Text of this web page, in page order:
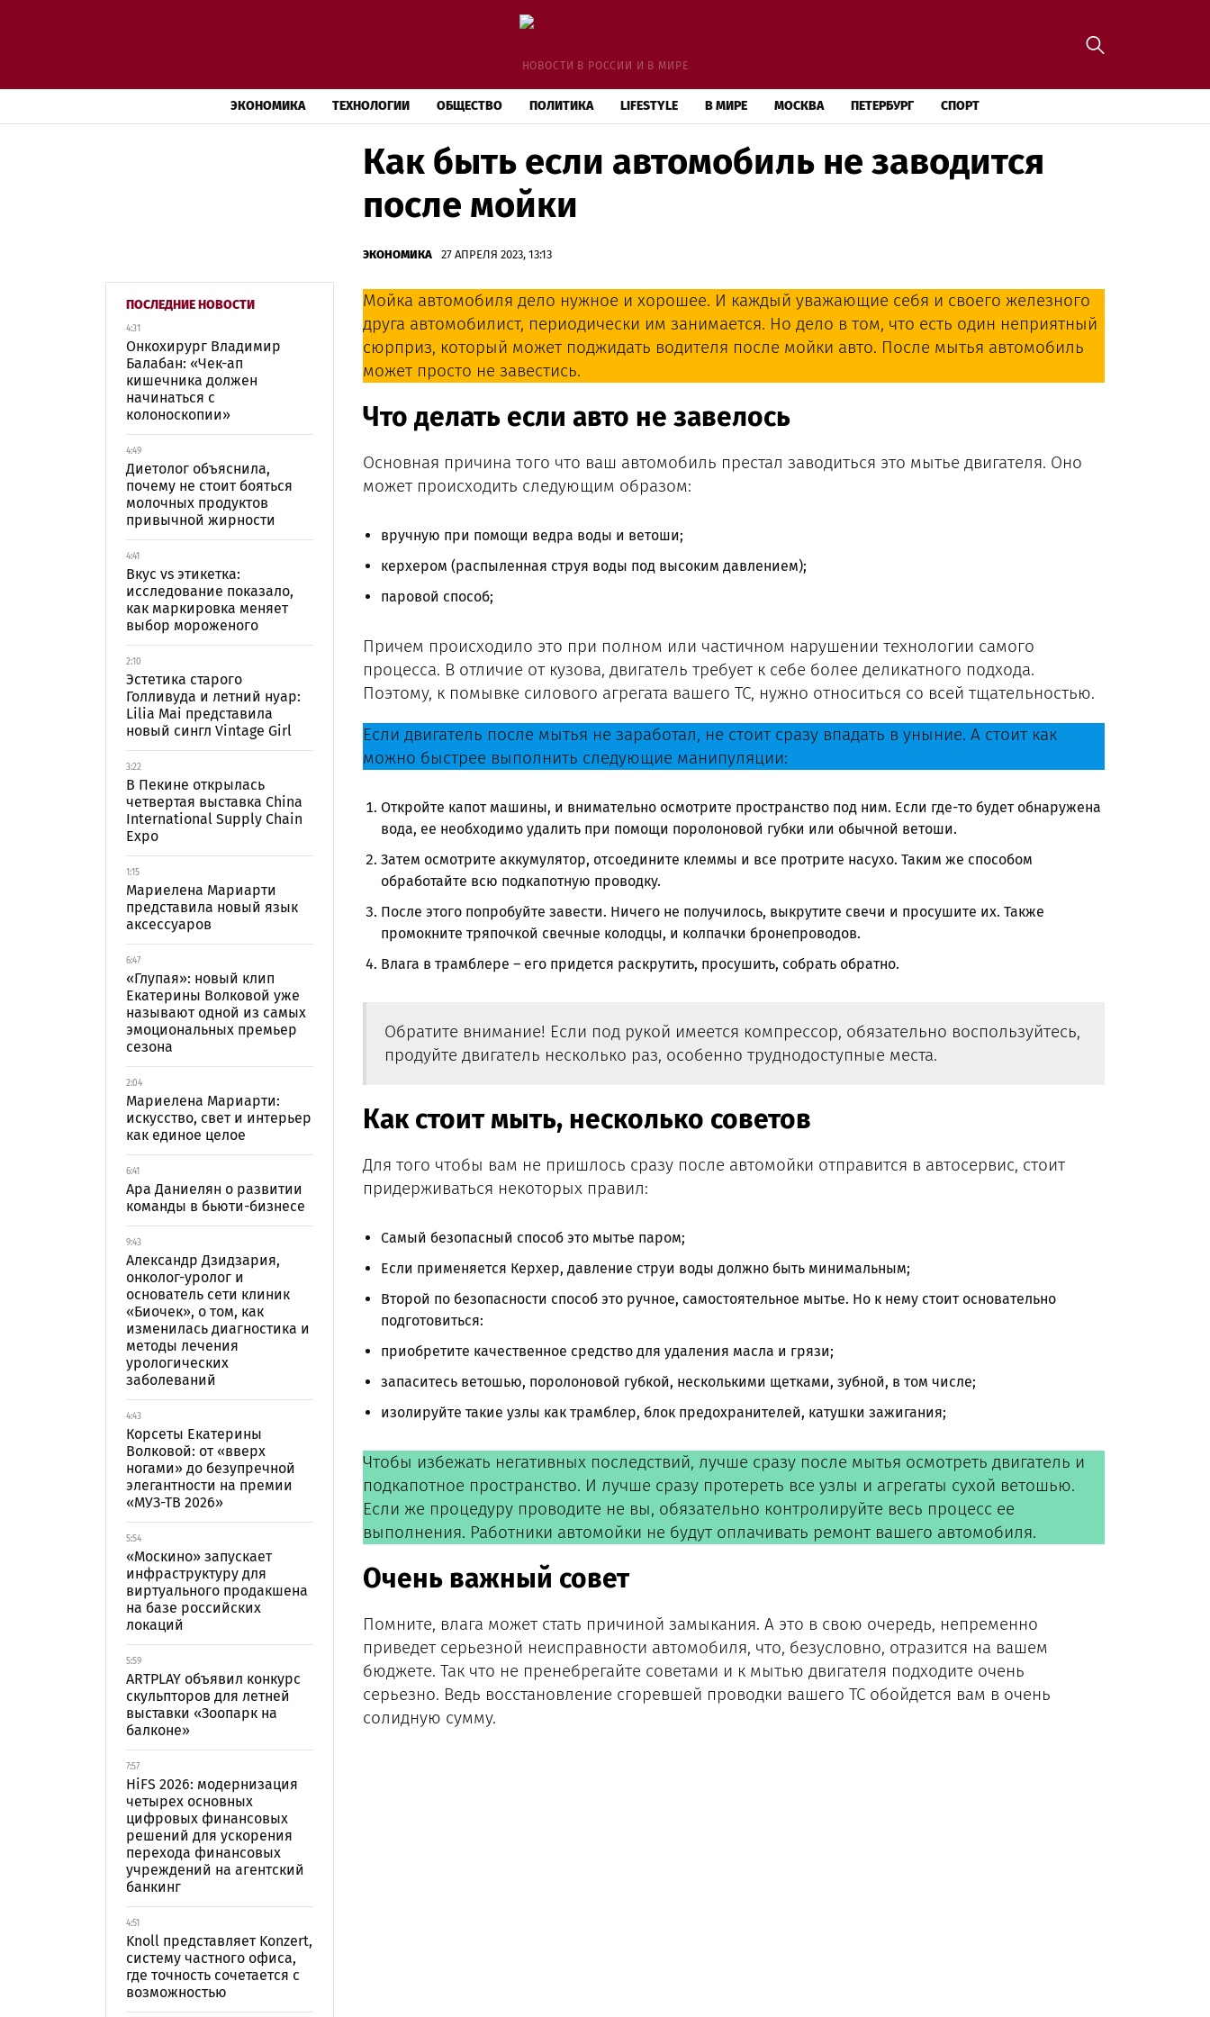
НОВОСТИ В РОССИИ И В МИРЕ
ЭКОНОМИКА ТЕХНОЛОГИИ ОБЩЕСТВО ПОЛИТИКА LIFESTYLE В МИРЕ МОСКВА ПЕТЕРБУРГ СПОРТ
Как быть если автомобиль не заводится
после мойки
ЭКОНОМИКА 27 АПРЕЛЯ 2023, 13:13
ПОСЛЕДНИЕ НОВОСТИ
4:31
Онкохирург Владимир
Балабан: «Чек-ап
кишечника должен
начинаться с
колоноскопии»
4:49
Диетолог объяснила,
почему не стоит бояться
молочных продуктов
привычной жирности
4:41
Вкус vs этикетка:
исследование показало,
как маркировка меняет
выбор мороженого
2:10
Эстетика старого
Голливуда и летний нуар:
Lilia Mai представила
новый сингл Vintage Girl
3:22
В Пекине открылась
четвертая выставка China
International Supply Chain
Expo
1:15
Мариелена Мариарти
представила новый язык
аксессуаров
6:47
«Глупая»: новый клип
Екатерины Волковой уже
называют одной из самых
эмоциональных премьер
сезона
2:04
Мариелена Мариарти:
искусство, свет и интерьер
как единое целое
6:41
Ара Даниелян о развитии
команды в бьюти-бизнесе
9:43
Александр Дзидзария,
онколог-уролог и
основатель сети клиник
«Биочек», о том, как
изменилась диагностика и
методы лечения
урологических
заболеваний
4:43
Корсеты Екатерины
Волковой: от «вверх
ногами» до безупречной
элегантности на премии
«МУЗ-ТВ 2026»
5:54
«Москино» запускает
инфраструктуру для
виртуального продакшена
на базе российских
локаций
5:59
ARTPLAY объявил конкурс
скульпторов для летней
выставки «Зоопарк на
балконе»
7:57
HiFS 2026: модернизация
четырех основных
цифровых финансовых
решений для ускорения
перехода финансовых
учреждений на агентский
банкинг
4:51
Knoll представляет Konzert,
систему частного офиса,
где точность сочетается с
возможностью
Мойка автомобиля дело нужное и хорошее. И каждый уважающие себя и своего железного
друга автомобилист, периодически им занимается. Но дело в том, что есть один неприятный
сюрприз, который может поджидать водителя после мойки авто. После мытья автомобиль
может просто не завестись.
Что делать если авто не завелось
Основная причина того что ваш автомобиль престал заводиться это мытье двигателя. Оно
может происходить следующим образом:
вручную при помощи ведра воды и ветоши;
керхером (распыленная струя воды под высоким давлением);
паровой способ;
Причем происходило это при полном или частичном нарушении технологии самого
процесса. В отличие от кузова, двигатель требует к себе более деликатного подхода.
Поэтому, к помывке силового агрегата вашего ТС, нужно относиться со всей тщательностью.
Если двигатель после мытья не заработал, не стоит сразу впадать в уныние. А стоит как
можно быстрее выполнить следующие манипуляции:
Откройте капот машины, и внимательно осмотрите пространство под ним. Если где-то будет обнаружена
вода, ее необходимо удалить при помощи поролоновой губки или обычной ветоши.
Затем осмотрите аккумулятор, отсоедините клеммы и все протрите насухо. Таким же способом
обработайте всю подкапотную проводку.
После этого попробуйте завести. Ничего не получилось, выкрутите свечи и просушите их. Также
промокните тряпочкой свечные колодцы, и колпачки бронепроводов.
Влага в трамблере – его придется раскрутить, просушить, собрать обратно.
Обратите внимание! Если под рукой имеется компрессор, обязательно воспользуйтесь,
продуйте двигатель несколько раз, особенно труднодоступные места.
Как стоит мыть, несколько советов
Для того чтобы вам не пришлось сразу после автомойки отправится в автосервис, стоит
придерживаться некоторых правил:
Самый безопасный способ это мытье паром;
Если применяется Керхер, давление струи воды должно быть минимальным;
Второй по безопасности способ это ручное, самостоятельное мытье. Но к нему стоит основательно
подготовиться:
приобретите качественное средство для удаления масла и грязи;
запаситесь ветошью, поролоновой губкой, несколькими щетками, зубной, в том числе;
изолируйте такие узлы как трамблер, блок предохранителей, катушки зажигания;
Чтобы избежать негативных последствий, лучше сразу после мытья осмотреть двигатель и
подкапотное пространство. И лучше сразу протереть все узлы и агрегаты сухой ветошью.
Если же процедуру проводите не вы, обязательно контролируйте весь процесс ее
выполнения. Работники автомойки не будут оплачивать ремонт вашего автомобиля.
Очень важный совет
Помните, влага может стать причиной замыкания. А это в свою очередь, непременно
приведет серьезной неисправности автомобиля, что, безусловно, отразится на вашем
бюджете. Так что не пренебрегайте советами и к мытью двигателя подходите очень
серьезно. Ведь восстановление сгоревшей проводки вашего ТС обойдется вам в очень
солидную сумму.